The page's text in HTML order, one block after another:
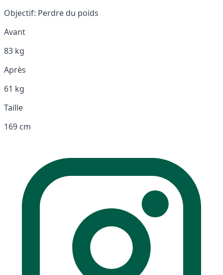
Objectif: Perdre du poids
Avant
83 kg
Après
61 kg
Taille
169 cm